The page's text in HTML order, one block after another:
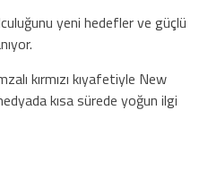
yeni hedefler ve güçlü
kırmızı kıyafetiyle New
kısa sürede yoğun ilgi